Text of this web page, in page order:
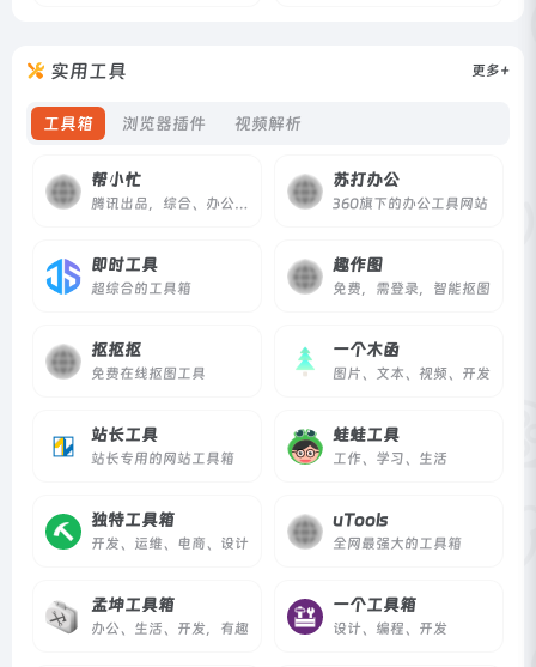
实用工具
工具箱 浏览器插件 视频解析
更多+
帮小忙
腾讯出品，综合、办公、开发
苏打办公
360旗下的办公工具网站
即时工具
超综合的工具箱
趣作图
免费，需登录，智能抠图
抠抠抠
免费在线抠图工具
一个木函
图片、文本、视频、开发
站长工具
站长专用的网站工具箱
蛙蛙工具
工作、学习、生活
独特工具箱
开发、运维、电商、设计
uTools
全网最强大的工具箱
孟坤工具箱
办公、生活、开发，有趣
一个工具箱
设计、编程、开发